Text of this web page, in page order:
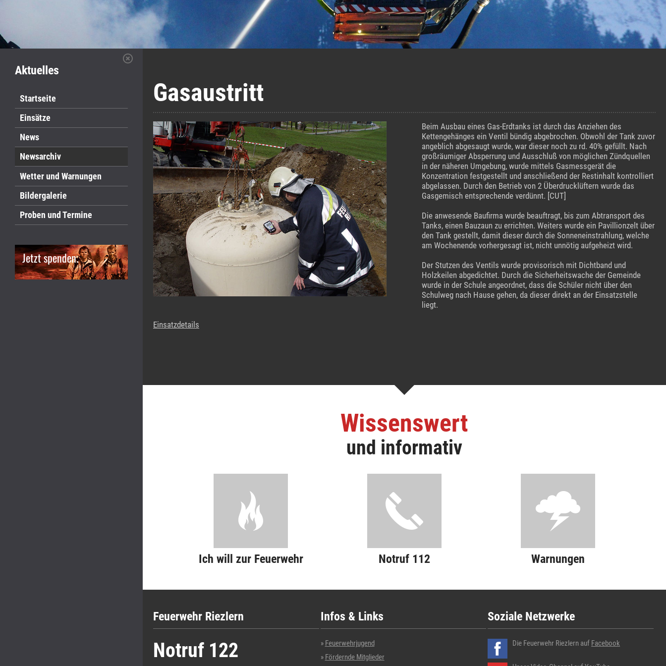
Aktuelles
Startseite
Einsätze
News
Newsarchiv
Wetter und Warnungen
Bildergalerie
Proben und Termine
Jetzt spenden.
Gasaustritt
Beim Ausbau eines Gas-Erdtanks ist durch das Anziehen des
Kettengehänges ein Ventil bündig abgebrochen. Obwohl der Tank zuvor
angeblich abgesaugt wurde, war dieser noch zu rd. 40% gefüllt. Nach
großräumiger Absperrung und Ausschluß von möglichen Zündquellen
in der näheren Umgebung, wurde mittels Gasmessgerät die
Konzentration festgestellt und anschließend der Restinhalt kontrolliert
abgelassen. Durch den Betrieb von 2 Überdrucklüftern wurde das
Gasgemisch entsprechende verdünnt. [CUT]
Die anwesende Baufirma wurde beauftragt, bis zum Abtransport des
Tanks, einen Bauzaun zu errichten. Weiters wurde ein Pavillionzelt über
den Tank gestellt, damit dieser durch die Sonneneinstrahlung, welche
am Wochenende vorhergesagt ist, nicht unnötig aufgeheizt wird.
Der Stutzen des Ventils wurde provisorisch mit Dichtband und
Holzkeilen abgedichtet. Durch die Sicherheitswache der Gemeinde
wurde in der Schule angeordnet, dass die Schüler nicht über den
Schulweg nach Hause gehen, da dieser direkt an der Einsatzstelle
liegt.
Einsatzdetails
Wissenswert
und informativ
Ich will zur Feuerwehr Notruf 112 Warnungen
Feuerwehr Riezlern
Notruf 122
Infos & Links
Feuerwehrjugend
Fördernde Mitglieder
Soziale Netzwerke
Die Feuerwehr Riezlern auf Facebook